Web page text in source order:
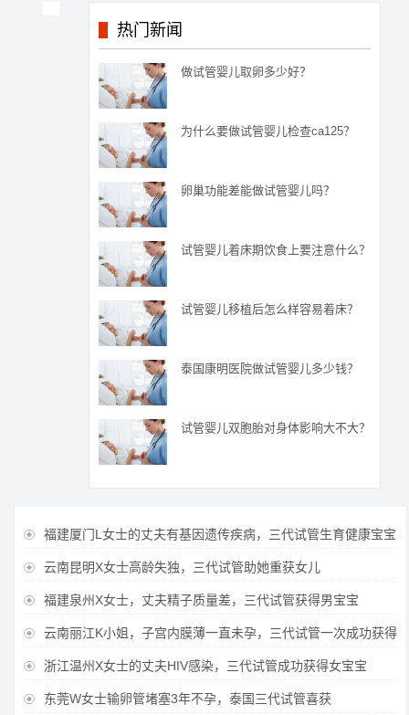
热门新闻
做试管婴儿取卵多少好？
为什么要做试管婴儿检查ca125？
卵巢功能差能做试管婴儿吗？
试管婴儿着床期饮食上要注意什么？
试管婴儿移植后怎么样容易着床？
泰国康明医院做试管婴儿多少钱？
试管婴儿双胞胎对身体影响大不大？
 福建厦门L女士的丈夫有基因遗传疾病，三代试管生育健康宝宝
 云南昆明X女士高龄失独，三代试管助她重获女儿
 福建泉州X女士，丈夫精子质量差，三代试管获得男宝宝
 云南丽江K小姐，子宫内膜薄一直未孕，三代试管一次成功获得
 浙江温州X女士的丈夫HIV感染，三代试管成功获得女宝宝
 东莞W女士输卵管堵塞3年不孕，泰国三代试管喜获